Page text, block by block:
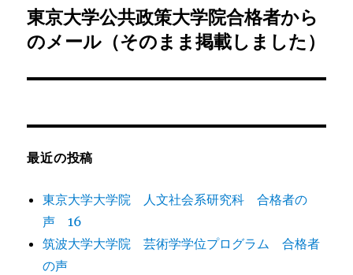
ゲ
ー
シ
ン
次
の
稿:
東京大学公共政策大学院合格者から
のメール（そのまま掲載しました）
最近の投稿
東京大学大学院 人文社会系研究科 合格者の
声 16
筑波大学大学院 芸術学学位プログラム 合格者
の声